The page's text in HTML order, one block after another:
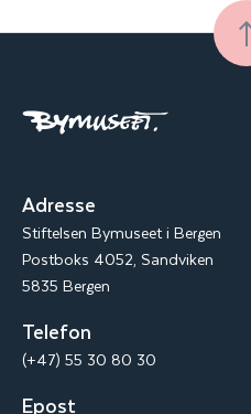
Adresse
Stiftelsen Bymuseet i Bergen
Postboks 4052, Sandviken
5835 Bergen
Telefon
(+47) 55 30 80 30
Epost